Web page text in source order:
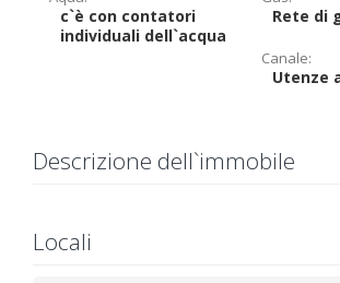
c`è con contatori
individuali dell`acqua
Rete di
Canale:
Utenze
Descrizione dell`immobile
Locali